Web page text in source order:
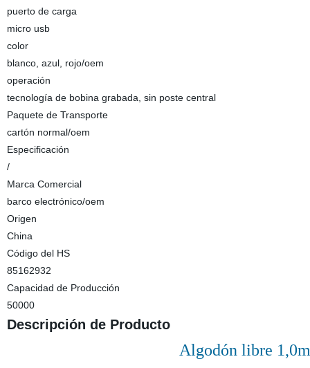
puerto de carga
micro usb
color
blanco, azul, rojo/oem
operación
tecnología de bobina grabada, sin poste central
Paquete de Transporte
cartón normal/oem
Especificación
/
Marca Comercial
barco electrónico/oem
Origen
China
Código del HS
85162932
Capacidad de Producción
50000
Descripción de Producto
Algodón libre